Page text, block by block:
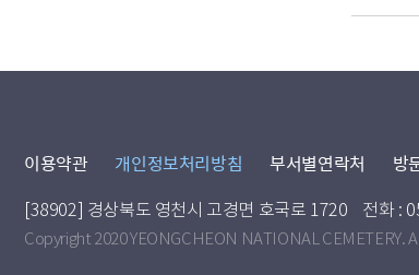
이용약관 개인정보처리방침 부서별연락처 방
[38902] 경상북도 영천시 고경면 호국로 1720 전화 :
Copyright 2020 YEONGCHEON NATIONAL CEMETERY.